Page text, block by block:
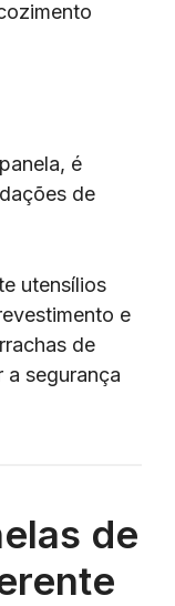
é
de
utensílios
e
de
a segurança
de